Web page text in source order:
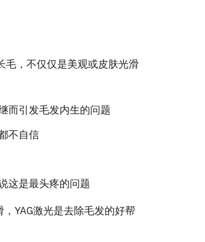
，不仅仅是美观或皮肤光滑
而引发毛发内生的问题
不自信
这是最头疼的问题
YAG激光是去除毛发的好帮